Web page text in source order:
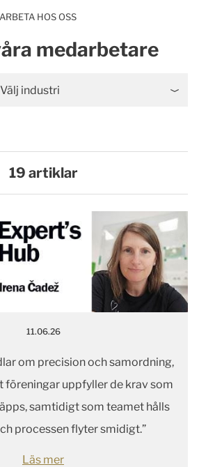
ARBETA HOS OSS
medarbetare
Välj industri
19 artiklar
11.06.26
om precision och samordning,
föreningar uppfyller de krav som
samtidigt som teamet hålls
processen flyter smidigt.”
Läs mer